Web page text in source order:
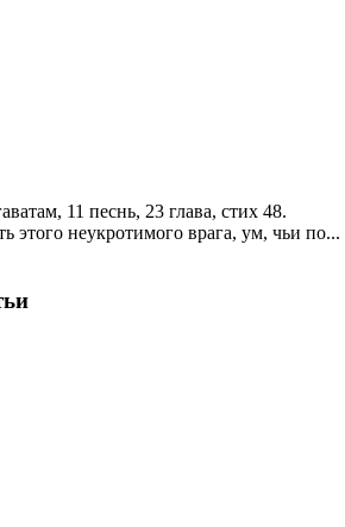
11 песнь, 23 глава, стих 48.
этого неукротимого врага, ум, чьи по...